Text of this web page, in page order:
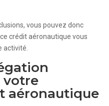
vous pouvez donc
crédit aéronautique vous
activité.
votre
aéronautique